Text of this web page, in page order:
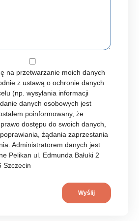
na przetwarzanie moich danych
z ustawą o ochronie danych
(np. wysyłania informacji
danych osobowych jest
poinformowany, że
dostępu do swoich danych,
żądania zaprzestania
Administratorem danych jest
Pelikan ul. Edmunda Bałuki 2
Szczecin